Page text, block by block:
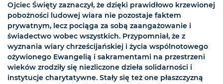
Ojciec Święty zaznaczył, że dzięki prawidłowo krzewionej
pobożności ludowej wiara nie pozostaje faktem
prywatnym, lecz pociąga za sobą zaangażowanie i
świadectwo wobec wszystkich. Przypomniał, że z
wyznania wiary chrześcijańskiej i życia wspólnotowego
ożywionego Ewangelią i sakramentami na przestrzeni
wieków zrodziły się niezliczone dzieła solidarności i
instytucje charytatywne. Stały się też one płaszczyzną